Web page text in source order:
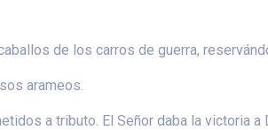
de los carros de guerra,
arameos.
a tributo. El Señor daba la victoria a